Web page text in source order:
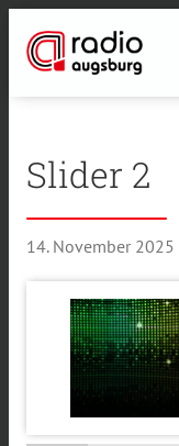
Slider 2
14. November 2025